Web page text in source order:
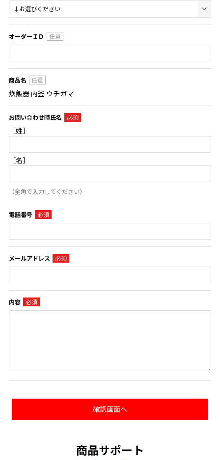
オーダーＩＤ
商品名
炊飯器 内釜 ウチガマ
お問い合わせ時氏名
［姓］
［名］
（全角で入力してください）
電話番号
メールアドレス
内容
商品サポート